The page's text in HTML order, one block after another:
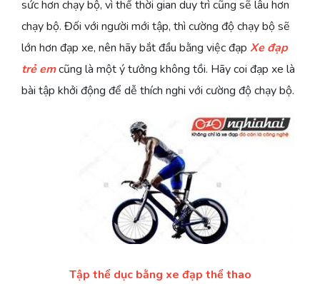
sức hơn chạy bộ, vì thế thời gian duy trì cũng sẽ lâu hơn
chạy bộ. Đối với người mới tập, thì cường độ chạy bộ sẽ
lớn hơn đạp xe, nên hãy bắt đầu bằng việc đạp Xe đạp
trẻ emcũng là một ý tưởng không tồi. Hãy coi đạp xe là
bài tập khởi động để dễ thích nghi với cường độ chạy bộ.
Tập thể dục bằng xe đạp thể thao